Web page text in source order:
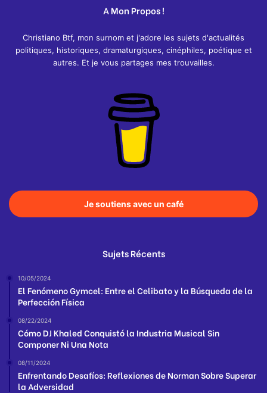
A Mon Propos !
Christiano Btf, mon surnom et j'adore les sujets d'actualités
politiques, historiques, dramaturgiques, cinéphiles, poétique et
autres. Et je vous partages mes trouvailles.
Je soutiens avec un café
Sujets Récents
10/05/2024
El Fenómeno Gymcel: Entre el Celibato y la Búsqueda de la
Perfección Física
08/22/2024
Cómo DJ Khaled Conquistó la Industria Musical Sin
Componer Ni Una Nota
08/11/2024
Enfrentando Desafíos: Reflexiones de Norman Sobre Superar
la Adversidad